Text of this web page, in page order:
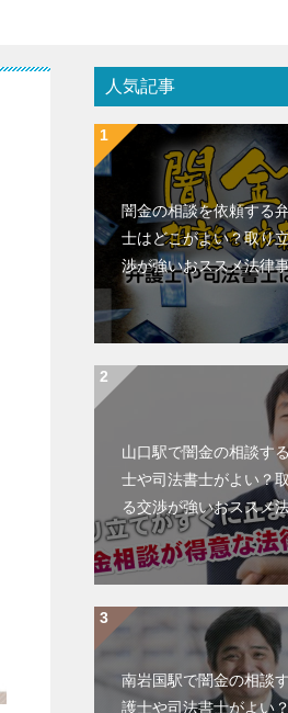
人気記事
闇金の相談を依頼する
士はどこがよい？取り
渉が強いおススメ法律
山口駅で闇金の相談す
士や司法書士がよい？
る交渉が強いおススメ
南岩国駅で闇金の相談
護士や司法書士がよい